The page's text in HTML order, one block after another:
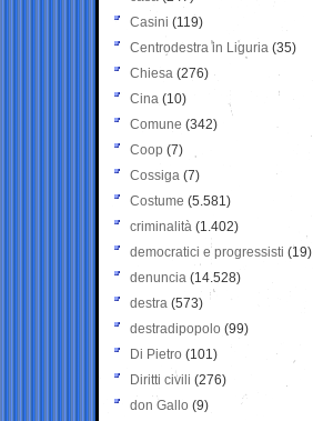
Casini (119)
Centrodestra in Liguria (35)
Chiesa (276)
Cina (10)
Comune (342)
Coop (7)
Cossiga (7)
Costume (5.581)
criminalità (1.402)
democratici e progressisti (19)
denuncia (14.528)
destra (573)
destradipopolo (99)
Di Pietro (101)
Diritti civili (276)
don Gallo (9)